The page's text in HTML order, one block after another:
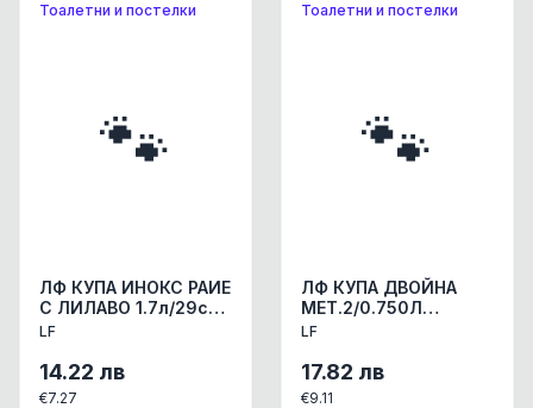
Тоалетни и постелки
🐾
ЛФ КУПА ИНОКС РАИЕ
С ЛИЛАВО 1.7л/29см
АКСЕСОАРИ КУЧЕ/
СЪДОВЕ 1бр.
LF
14.22 лв
€7.27
Тоалетни и постелки
🐾
ЛФ КУПА ДВОЙНА
МЕТ.2/0.750Л
АКСЕСОАРИ КУЧЕ/
СЪДОВЕ 1бр
LF
17.82 лв
€9.11